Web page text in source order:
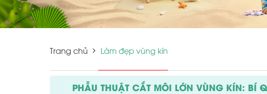
Trang chủ Làm đẹp vùng kín
PHẪU THUẬT CẮT MÔI LỚN VÙNG KÍN: BÍ